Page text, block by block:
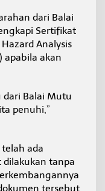
dari Balai
Sertifikat
Analysis
apabila akan
dari Balai Mutu
penuhi,”
ada
dilakukan tanpa
tersebut